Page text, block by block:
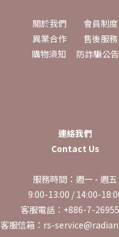
關於我們
會員制度
異業合作
售後服務
購物須知
防詐騙公告
連絡我們
Contact Us
服務時間：週一 - 週五
9:00-13:00 / 14:00-
客服電話：+886-7-
客服信箱：rs-